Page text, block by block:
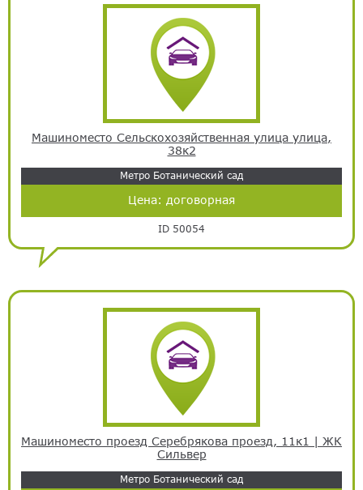
Машиноместо Сельскохозяйственная улица улица,
38к2
Метро Ботанический сад
Цена: договорная
ID 50054
Машиноместо проезд Серебрякова проезд, 11к1 | ЖК
Сильвер
Метро Ботанический сад